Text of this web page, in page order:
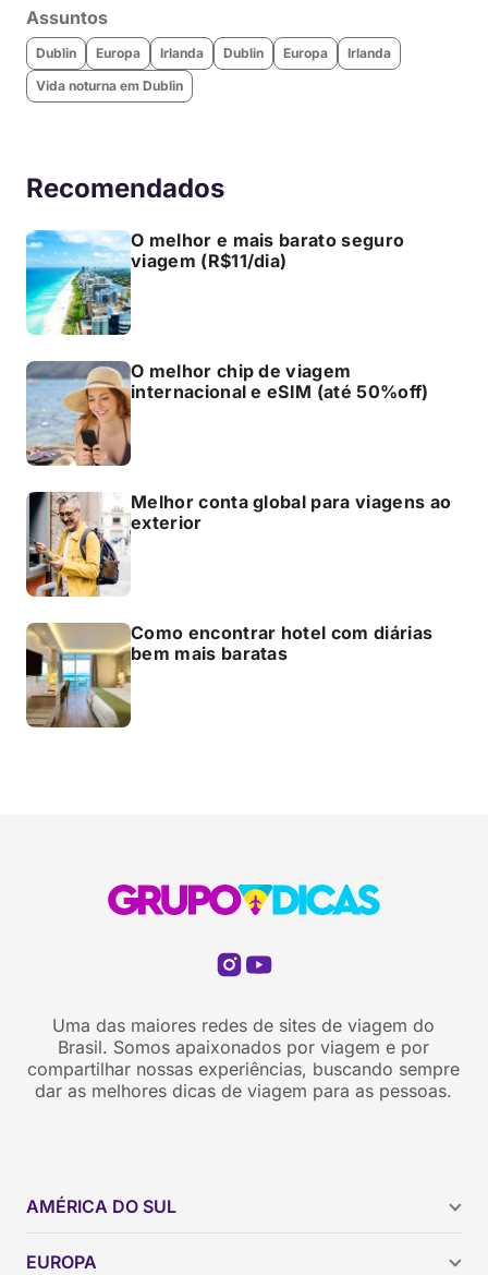
Assuntos
Dublin Europa Irlanda Dublin Europa
Irlanda
Vida noturna em Dublin
Recomendados
O melhor e mais barato seguro
viagem (R$11/dia)
O melhor chip de viagem
internacional e eSIM (até 50%off)
Melhor conta global para viagens ao
exterior
Como encontrar hotel com diárias
bem mais baratas
Uma das maiores redes de sites de viagem do
Brasil. Somos apaixonados por viagem e por
compartilhar nossas experiências, buscando sempre
dar as melhores dicas de viagem para as pessoas.
AMÉRICA DO SUL
EUROPA